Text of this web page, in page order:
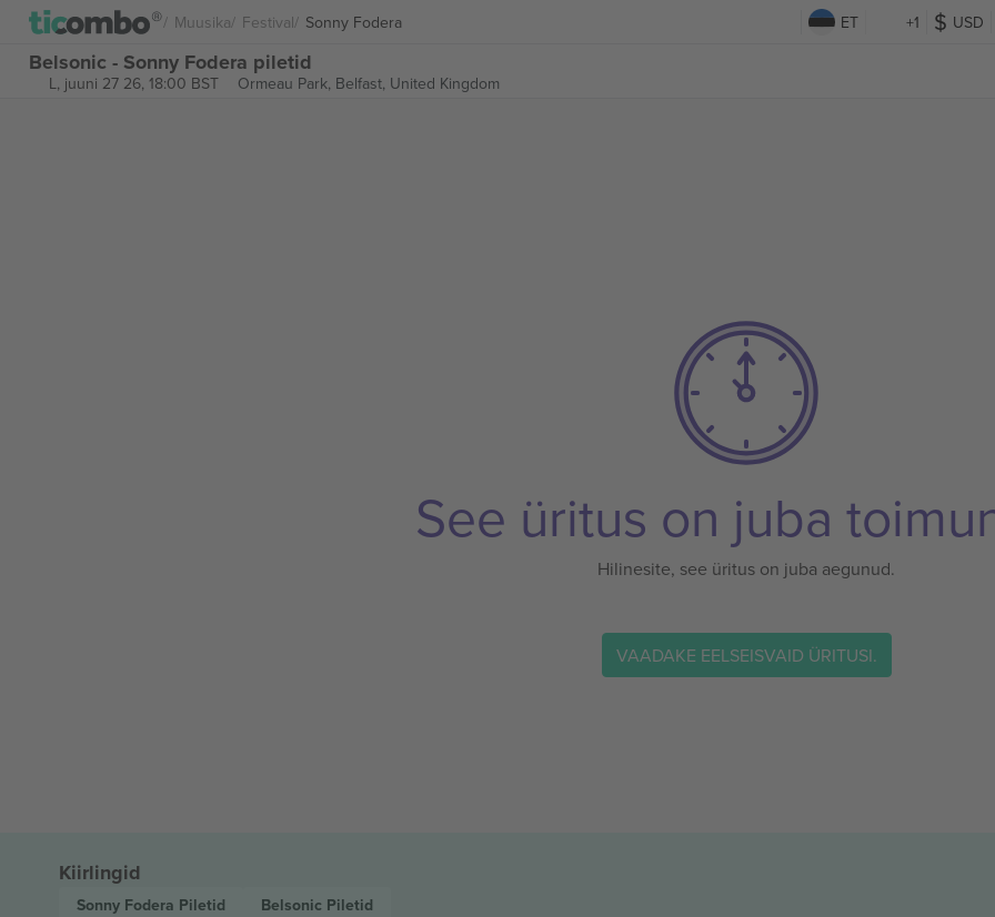
Muusika Festival Sonny Fodera ET +1 USD
Belsonic - Sonny Fodera piletid
L, juuni 27 26, 18:00 BST Ormeau Park, Belfast, United Kingdom
See üritus on juba
Hilinesite, see üritus on juba aegunud.
VAADAKE EELSEISVAID ÜRITUSI.
Kiirlingid
Sonny Fodera Piletid Belsonic Piletid